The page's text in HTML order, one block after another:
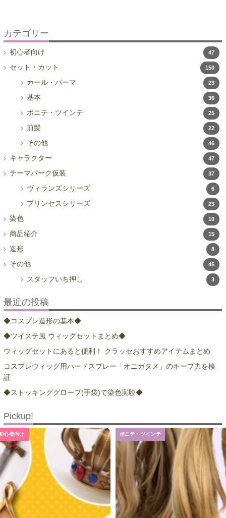
ー
シ
ョ
ン
カテゴリー
初心者向け 47
セット・カット 150
カール・パーマ 23
基本 36
ポニテ・ツインテ 25
前髪 22
その他 46
キャラクター 47
テーマパーク仮装 37
ヴィランズシリーズ 6
プリンセスシリーズ 23
染色 10
商品紹介 15
造形 8
その他 45
スタッフいち押し 3
最近の投稿
◆コスプレ造形の基本◆
◆ツイステ風 ウィッグセットまとめ◆
ウィッグセットにあると便利！ クラッセおすすめアイテムまとめ
コスプレウィッグ用ハードスプレー「オニガタメ」のキープ力を検
証
◆ストッキンググローブ(手袋)で染色実験◆
Pickup!
心者向け ポニテ・ツインテ